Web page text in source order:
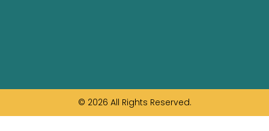
© 2026 All Rights Reserved.